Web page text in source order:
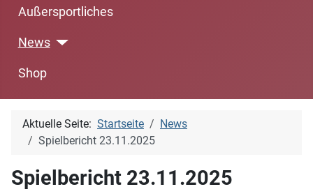
Außersportliches
News
Shop
Aktuelle Seite: Startseite
News
Spielbericht 23.11.2025
Spielbericht 23.11.2025